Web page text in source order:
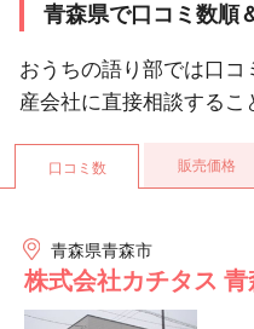
青森県で口コミ数順
おうちの語り部では口
産会社に直接相談するこ
口コミ数 販売価格
青森県青森市
株式会社カチタス 青